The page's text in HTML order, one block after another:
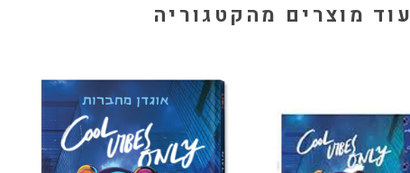
עוד מוצרים מהקטגוריה